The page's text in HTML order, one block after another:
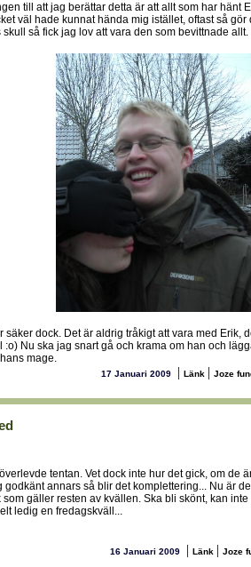
till att jag berättar detta är att allt som har hänt
väl hade kunnat hända mig istället, oftast så gör
skull så fick jag lov att vara den som bevittnade allt.
säker dock. Det är aldrig tråkigt att vara med Erik,
:o) Nu ska jag snart gå och krama om han och
mage.
17 Januari 2009 | Länk | Joze
tentan. Vet dock inte hur det gick, om de
godkänt annars så blir det komplettering... Nu är
som gäller resten av kvällen. Ska bli skönt, kan
ledig en fredagskväll...
16 Januari 2009 | Länk | Joze